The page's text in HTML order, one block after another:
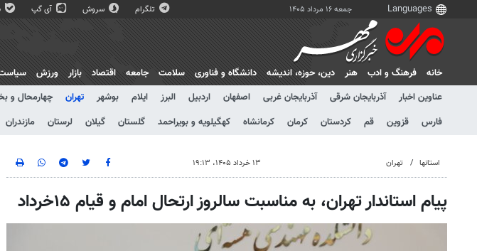
جمعه ۱۶ مرداد ۱۴۰۵ تلگرام سروش آی گپ
خانه فرهنگ و ادب هنر دين، حوزه، انديشه دانشگاه و فناوری سلامت جامعه اقتصاد بازار ورزش
عناوین اخبار
آذربایجان شرقی آذربایجان غربی اصفهان اردبیل البرز ایلام بوشهر تهران چهارمحال و
فارس
قزوین قم کردستان کرمان کرمانشاه کهگیلویه و بویراحمد گلستان گیلان لرستان مازندران
استانها تهران ۱۳ خرداد ۱۴۰۵، ۱۹:۱۳
پیام استاندار تهران، به مناسبت سالروز ارتحال امام و قیام ۱۵خرداد